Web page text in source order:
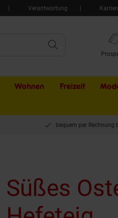
Verantwortung
Wohnen Freizeit
bequem per Rechnung
Süßes